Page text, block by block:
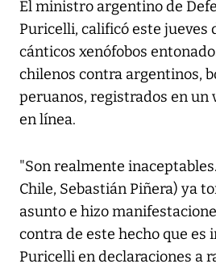
El ministro argentino de
Puricelli, calificó este jueves
cánticos xenófobos
chilenos contra argentinos,
peruanos, registrados en un
en línea.
"Son realmente
Chile, Sebastián Piñera) ya
asunto e hizo
contra de este hecho que es
Puricelli en declaraciones a